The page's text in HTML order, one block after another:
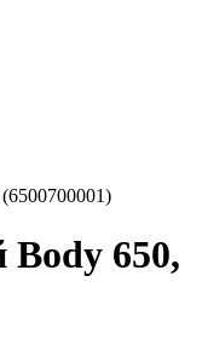
650,